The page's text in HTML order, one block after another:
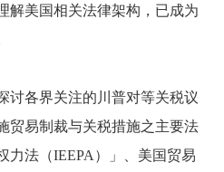
解美国相关法律架构，已成为
各界关注的川普对等关税议
贸易制裁与关税措施之主要法
力法（IEEPA）」、美国贸易